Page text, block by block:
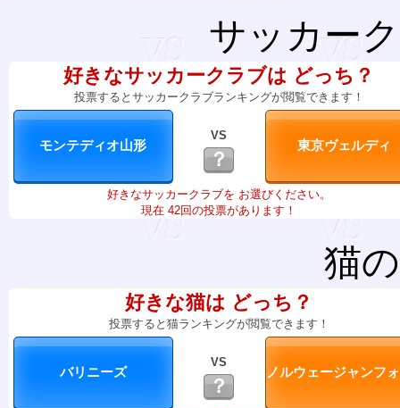
サッカー
好きなサッカークラブは どっち？
投票するとサッカークラブランキングが閲覧できます！
VS
？
好きなサッカークラブを お選びください。
現在 42回の投票があります！
猫
好きな猫は どっち？
投票すると猫ランキングが閲覧できます！
VS
？